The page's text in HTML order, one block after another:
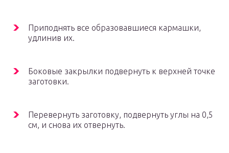
Приподнять все образовавшиеся кармашки,
удлинив их.
Боковые закрылки подвернуть к верхней точке
заготовки.
Перевернуть заготовку, подвернуть углы на 0,5
см, и снова их отвернуть.